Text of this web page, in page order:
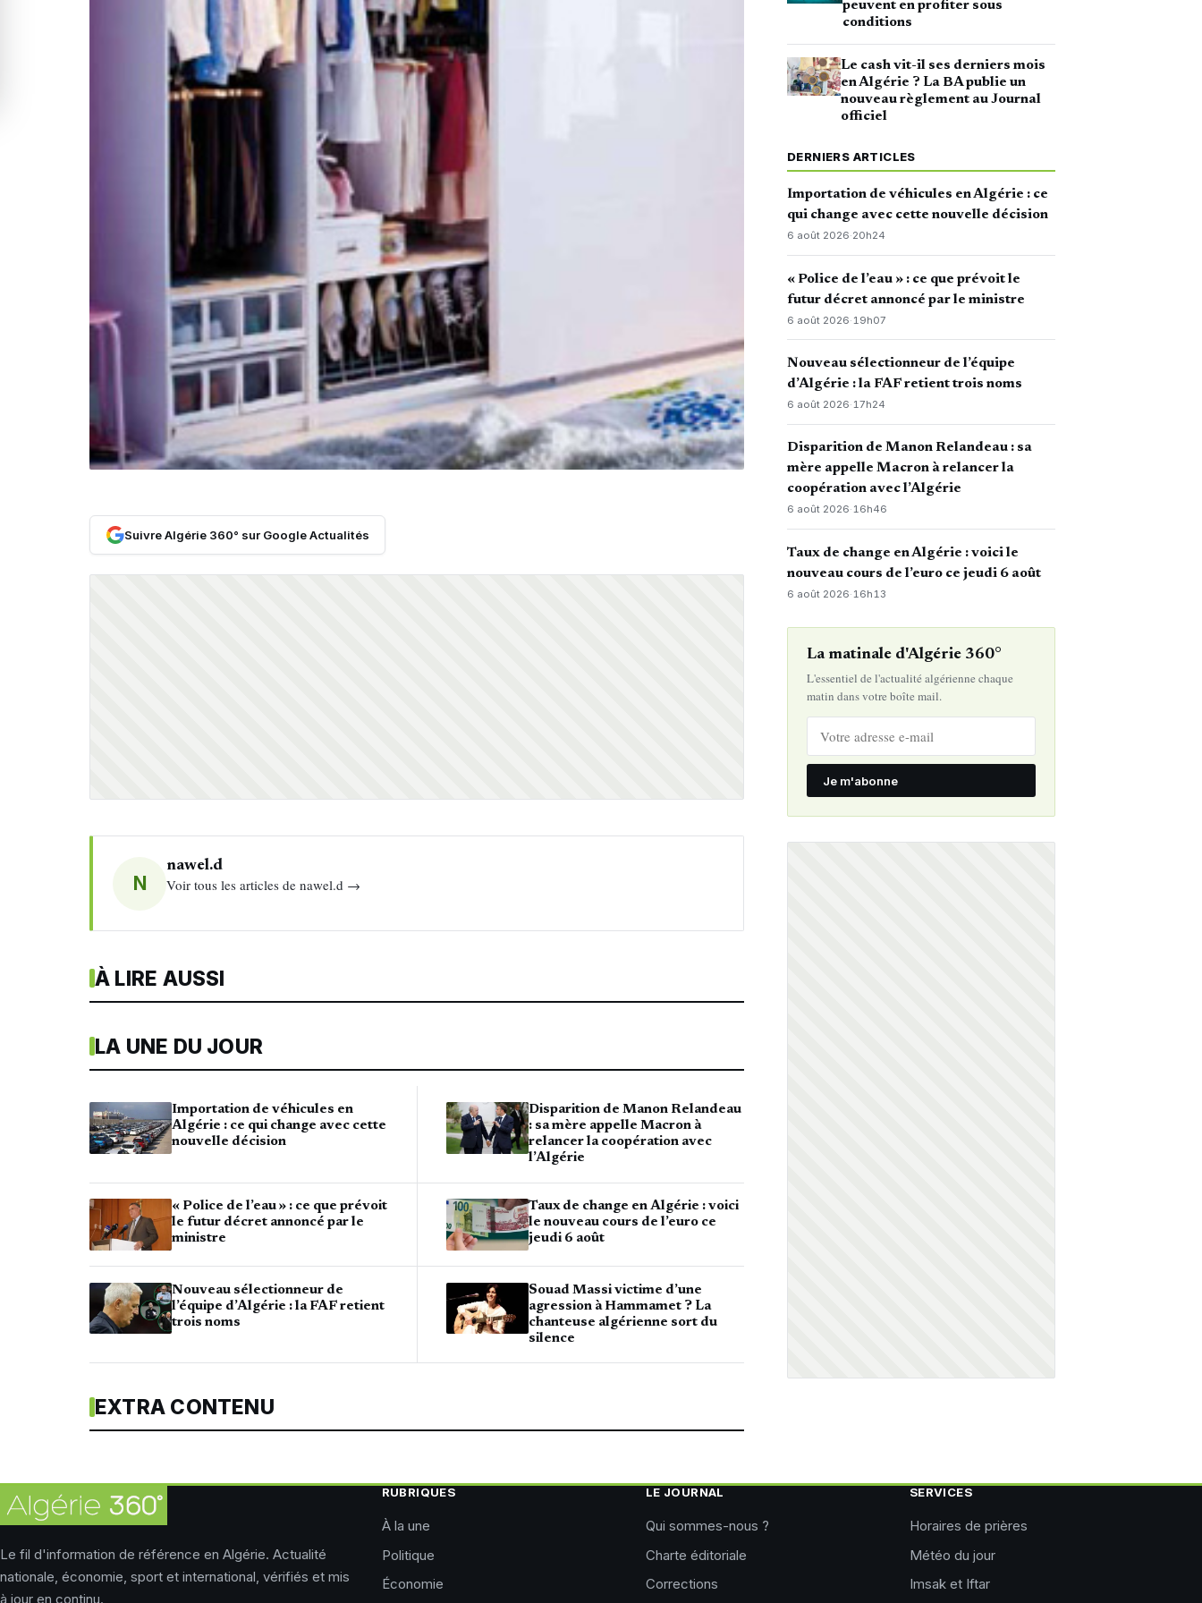
Suivre Algérie 360° sur Google Actualités
N
nawel.d
Voir tous les articles de nawel.d →
À LIRE AUSSI
LA UNE DU JOUR
Importation de véhicules en
Algérie : ce qui change avec cette
nouvelle décision
« Police de l’eau » : ce que prévoit
le futur décret annoncé par le
ministre
Nouveau sélectionneur de
l’équipe d’Algérie : la FAF retient
trois noms
Disparition de Manon Relandeau
: sa mère appelle Macron à
relancer la coopération avec
l’Algérie
Taux de change en Algérie : voici
le nouveau cours de l’euro ce
jeudi 6 août
Souad Massi victime d’une
agression à Hammamet ? La
chanteuse algérienne sort du
silence
EXTRA CONTENU
peuvent en profiter sous
conditions
Le cash vit-il ses derniers mois
en Algérie ? La BA publie un
nouveau règlement au Journal
officiel
DERNIERS ARTICLES
Importation de véhicules en Algérie : ce
qui change avec cette nouvelle décision
6 août 2026·20h24
« Police de l’eau » : ce que prévoit le
futur décret annoncé par le ministre
6 août 2026· 19h07
Nouveau sélectionneur de l’équipe
d’Algérie : la FAF retient trois noms
6 août 2026·17h24
Disparition de Manon Relandeau : sa
mère appelle Macron à relancer la
coopération avec l’Algérie
6 août 2026·16h46
Taux de change en Algérie : voici le
nouveau cours de l’euro ce jeudi 6 août
6 août 2026· 16h13
La matinale d'Algérie 360°
L'essentiel de l'actualité algérienne chaque
matin dans votre boîte mail.
Je m'abonne
Le fil d'information de référence en Algérie. Actualité
nationale, économie, sport et international, vérifiés et mis
à jour en continu.
RUBRIQUES
À la une
Politique
Économie
LE JOURNAL
Qui sommes-nous ?
Charte éditoriale
Corrections
SERVICES
Horaires de prières
Météo du jour
Imsak et Iftar